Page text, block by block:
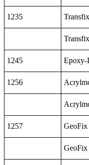
1235
1245 Epoxy-
1256
1257 GeoFix
GeoFix